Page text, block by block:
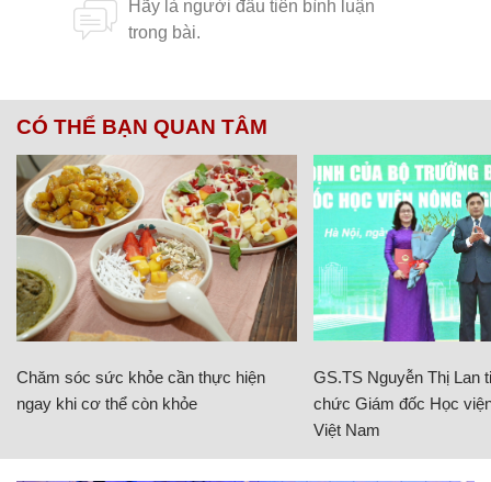
CÓ THỂ BẠN QUAN TÂM
Chăm sóc sức khỏe cần thực hiện
ngay khi cơ thể còn khỏe
GS.TS Nguyễn Thị Lan
chức Giám đốc Học
Việt Nam